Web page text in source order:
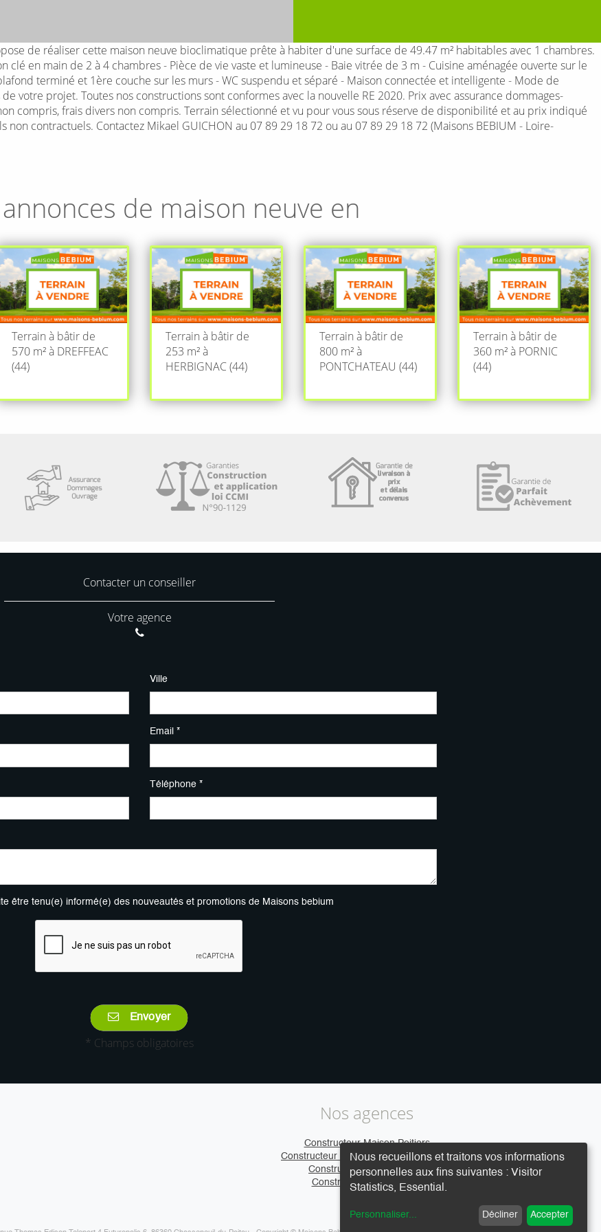
de réaliser cette maison neuve bioclimatique prête à habiter d'une surface de 49.47 m² habitables avec 1 chambres.
clé en main de 2 à 4 chambres - Pièce de vie vaste et lumineuse - Baie vitrée de 3 m - Cuisine aménagée ouverte sur le
terminé et 1ère couche sur les murs - WC suspendu et séparé - Maison connectée et intelligente - Mode de
votre projet. Toutes nos constructions sont conformes avec la nouvelle RE 2020. Prix avec assurance dommages-
compris, frais divers non compris. Terrain sélectionné et vu pour vous sous réserve de disponibilité et au prix indiqué
contractuels. Contactez Mikael GUICHON au 07 89 29 18 72 ou au 07 89 29 18 72 (Maisons BEBIUM - Loire-
de maison neuve en
Terrain à bâtir de
570 m² à DREFFEAC
(44)
Terrain à bâtir de
253 m² à
HERBIGNAC (44)
Terrain à bâtir de
800 m² à
PONTCHATEAU (44)
Terrain à bâtir de
360 m² à PORNIC
(44)
Contacter un conseiller
Votre agence
Ville
Email *
Téléphone *
être tenu(e) informé(e) des nouveautés et promotions de Maisons bebium
Envoyer
* Champs obligatoires
Nos agences
Constructeur Maison Poitiers
Constructeur Maison Clermont-Ferrand
Constructeur Maison Caen
Constructeur Maison Vire
Nous recueillons et traitons vos informations
personnelles aux fins suivantes : Visitor
Statistics, Essential .
Personnaliser... Décliner Accepter